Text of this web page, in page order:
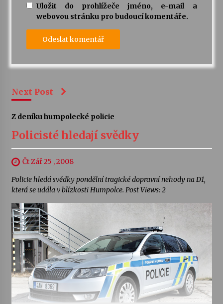
Uložit do prohlížeče jméno, e-mail a
webovou stránku pro budoucí komentáře.
Next Post
Z deníku humpolecké policie
Policisté hledají svědky
Čt Zář 25 , 2008
Policie hledá svědky pondělní tragické dopravní nehody na D1,
která se udála v blízkosti Humpolce. Post Views: 2